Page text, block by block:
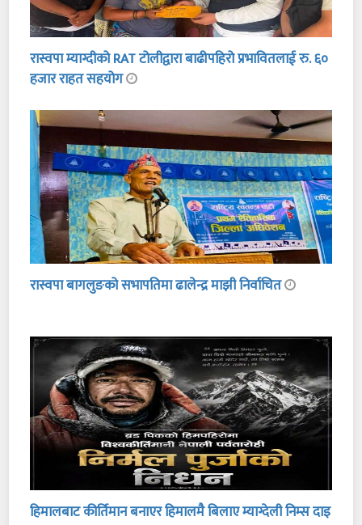
रास्वपा म्याग्दीको RAT टोलीद्वारा बाढीपहिरो प्रभावितलाई रु. ६०
हजार राहत सहयोग
रास्वपा बागलुङको सभापतिमा ढालेन्द्र माझी निर्वाचित
हिमालबाट कीर्तिमान बनाएर हिमालमै बिलाए म्याग्देली निम्स दाइ